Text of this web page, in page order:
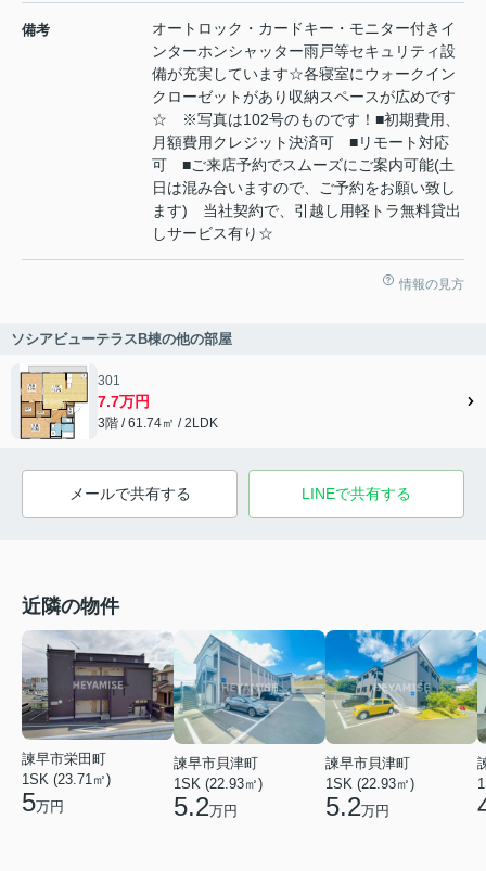
備考
オートロック・カードキー・モニター付きイ
ンターホンシャッター雨戸等セキュリティ設
備が充実しています☆各寝室にウォークイン
クローゼットがあり収納スペースが広めです
☆ ※写真は102号のものです！■初期費用、
月額費用クレジット決済可 ■リモート対応
可 ■ご来店予約でスムーズにご案内可能(土
日は混み合いますので、ご予約をお願い致し
ます) 当社契約で、引越し用軽トラ無料貸出
しサービス有り☆
情報の見方
ソシアビューテラスB棟の他の部屋
301
7.7万円
3階 / 61.74㎡ / 2LDK
メールで共有する LINEで共有する
近隣の物件
諫早市栄田町
1SK (23.71㎡)
5万円
諫早市貝津町
1SK (22.93㎡)
5.2万円
諫早市貝津町
1SK (22.93㎡)
5.2万円